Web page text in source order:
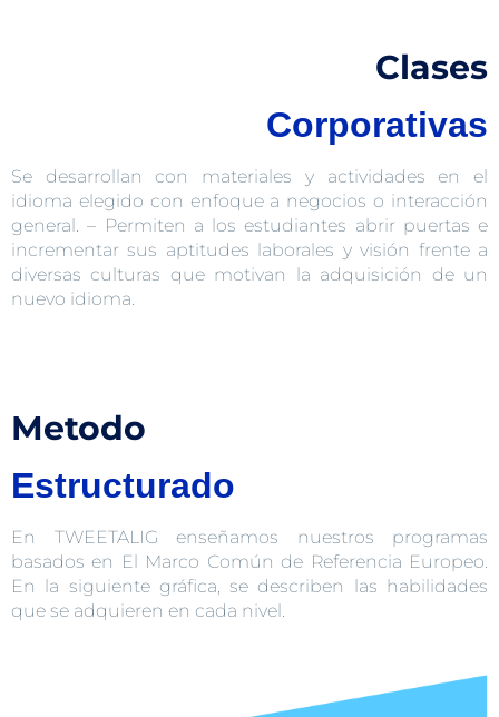
Clases
Corporativas
Se desarrollan con materiales y actividades en el
idioma elegido con enfoque a negocios o interacción
general. – Permiten a los estudiantes abrir puertas e
incrementar sus aptitudes laborales y visión frente a
diversas culturas que motivan la adquisición de un
nuevo idioma.
Metodo
Estructurado
En TWEETALIG enseñamos nuestros programas
basados en El Marco Común de Referencia Europeo.
En la siguiente gráfica, se describen las habilidades
que se adquieren en cada nivel.